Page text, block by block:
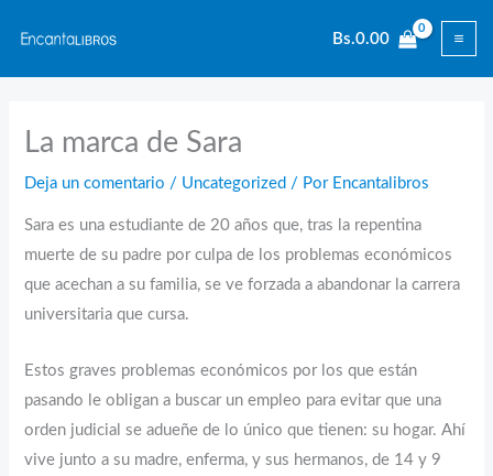
contenido
Bs.0.00
La marca de Sara
Deja un comentario / Uncategorized / Por Encantalibros
Sara es una estudiante de 20 años que, tras la repentina
muerte de su padre por culpa de los problemas económicos
que acechan a su familia, se ve forzada a abandonar la carrera
universitaria que cursa.
Estos graves problemas económicos por los que están
pasando le obligan a buscar un empleo para evitar que una
orden judicial se adueñe de lo único que tienen: su hogar. Ahí
vive junto a su madre, enferma, y sus hermanos, de 14 y 9